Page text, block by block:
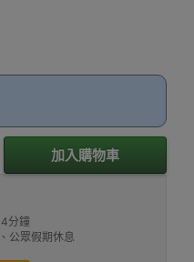
加入購物車
分鐘
公眾假期休息